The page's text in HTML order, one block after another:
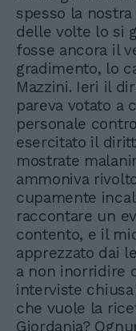
spesso la
delle volte lo si
fosse ancora il
gradimento, lo
Mazzini. Ieri il
pareva votato a
personale
esercitato il
mostrate
ammoniva
cupamente
raccontare un
contento, e il
apprezzato dai
a non inorridire
interviste
che vuole la
Giordania?